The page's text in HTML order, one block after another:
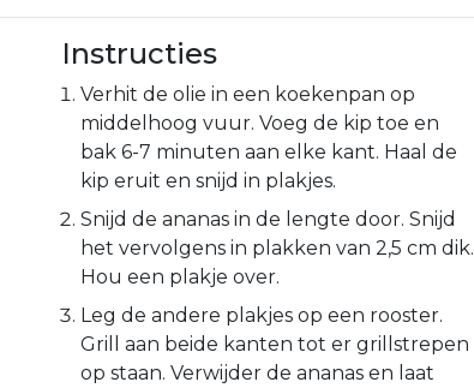
Instructies
Verhit de olie in een koekenpan op
middelhoog vuur. Voeg de kip toe en
bak 6-7 minuten aan elke kant. Haal de
kip eruit en snijd in plakjes.
Snijd de ananas in de lengte door. Snijd
het vervolgens in plakken van 2,5 cm dik.
Hou een plakje over.
Leg de andere plakjes op een rooster.
Grill aan beide kanten tot er grillstrepen
op staan. Verwijder de ananas en laat